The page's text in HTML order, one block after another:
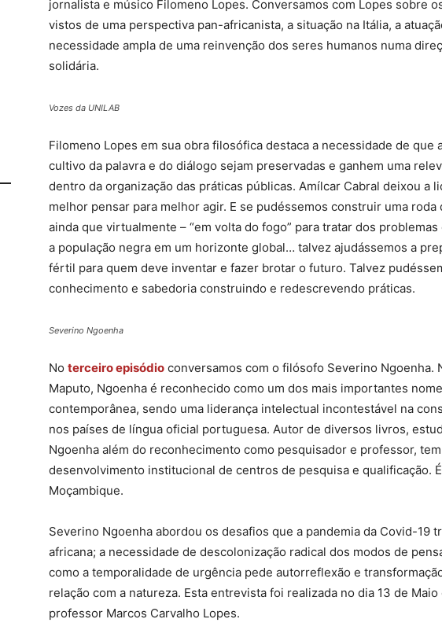
jornalista e músico Filomeno Lopes. Conversamos com Lopes sobre
vistos de uma perspectiva pan-africanista, a situação na Itália, a
necessidade ampla de uma reinvenção dos seres humanos numa
solidária.
Vozes da UNILAB
Filomeno Lopes em sua obra filosófica destaca a necessidade de que
cultivo da palavra e do diálogo sejam preservadas e ganhem uma
dentro da organização das práticas públicas. Amílcar Cabral deixou a
melhor pensar para melhor agir. E se pudéssemos construir uma
ainda que virtualmente – “em volta do fogo” para tratar dos
a população negra em um horizonte global… talvez ajudássemos a
fértil para quem deve inventar e fazer brotar o futuro. Talvez
conhecimento e sabedoria construindo e redescrevendo práticas.
Severino Ngoenha
No terceiro episódio conversamos com o filósofo Severino Ngoenha.
Maputo, Ngoenha é reconhecido como um dos mais importantes
contemporânea, sendo uma liderança intelectual incontestável na
nos países de língua oficial portuguesa. Autor de diversos livros,
Ngoenha além do reconhecimento como pesquisador e professor,
desenvolvimento institucional de centros de pesquisa e qualificação.
Moçambique.
Severino Ngoenha abordou os desafios que a pandemia da Covid-19
africana; a necessidade de descolonização radical dos modos de
como a temporalidade de urgência pede autorreflexão e
relação com a natureza. Esta entrevista foi realizada no dia 13 de
professor Marcos Carvalho Lopes.